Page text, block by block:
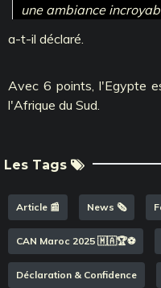
une ambiance
a-t-il déclaré.
Avec 6 points, l'Egypte
l'Afrique du Sud.
Les Tags
Article 📰 News 🗞️
CAN Maroc 2025 🇲🇦🏆⚽️
Déclaration & Confidence